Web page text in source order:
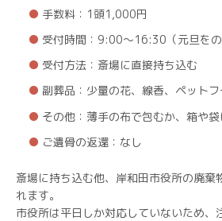
手数料：1頭1,000円
受付時間：9:00～16:30（元旦をの
受付方法：斎場に直接持ち込む
副葬品：少量の花、線香、ペット
その他：薄手の布で包むか、箱や
ご遺骨の返還：なし
斎場に持ち込む他、岸和田市役所の廃棄
れます。
市役所は平日しか対応していないため、